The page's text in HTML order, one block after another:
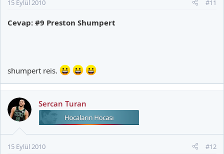
15 Eylül 2010 #11
Cevap: #9 Preston Shumpert
shumpert reis.
Sercan Turan
15 Eylül 2010 #12